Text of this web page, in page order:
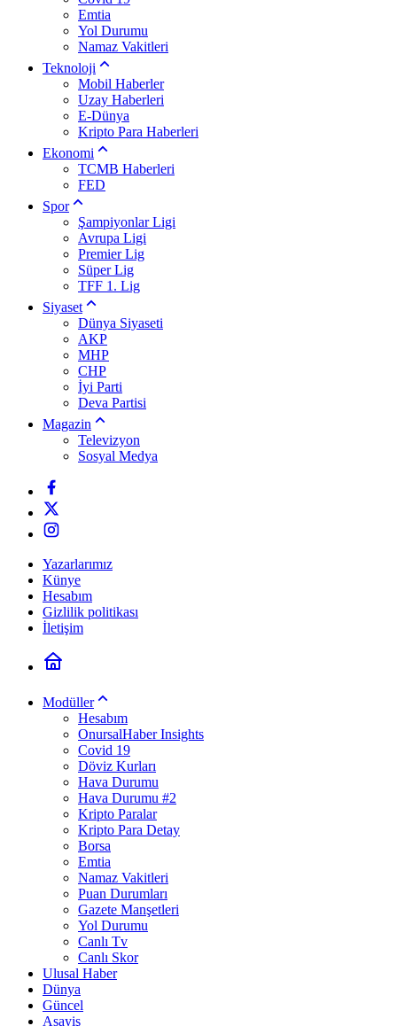
Emtia
Yol Durumu
Namaz Vakitleri
Teknoloji
Mobil Haberler
Uzay Haberleri
E-Dünya
Kripto Para Haberleri
Ekonomi
TCMB Haberleri
FED
Spor
Şampiyonlar Ligi
Avrupa Ligi
Premier Lig
Süper Lig
TFF 1. Lig
Siyaset
Dünya Siyaseti
AKP
MHP
CHP
İyi Parti
Deva Partisi
Magazin
Televizyon
Sosyal Medya
Yazarlarımız
Künye
Hesabım
Gizlilik politikası
İletişim
Modüller
Hesabım
OnursalHaber Insights
Covid 19
Döviz Kurları
Hava Durumu
Hava Durumu #2
Kripto Paralar
Kripto Para Detay
Borsa
Emtia
Namaz Vakitleri
Puan Durumları
Gazete Manşetleri
Yol Durumu
Canlı Tv
Canlı Skor
Ulusal Haber
Dünya
Güncel
Asayiş